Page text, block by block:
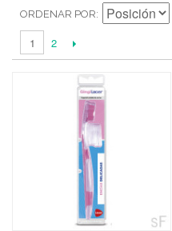
ORDENAR POR
1 2